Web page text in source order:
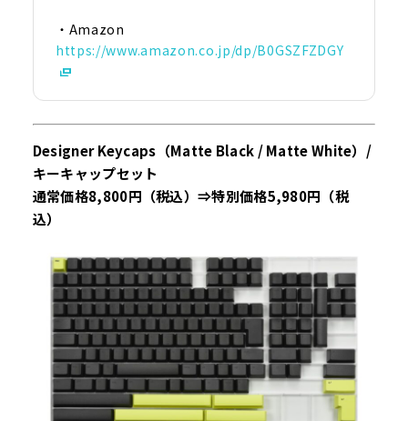
・Amazon
https://www.amazon.co.jp/dp/B0GSZFZDGY
Designer Keycaps（Matte Black / Matte White）/
キーキャップセット
通常価格8,800円（税込）⇒特別価格5,980円（税
込）